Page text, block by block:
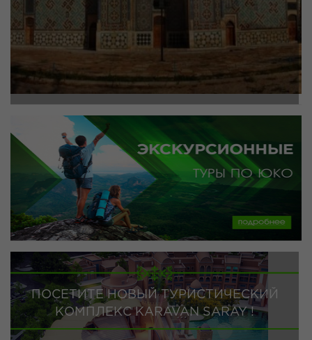
ПОСЕТИТЕ НОВЫЙ ТУРИСТИЧЕСКИЙ
КОМПЛЕКС KARAVAN SARAY !